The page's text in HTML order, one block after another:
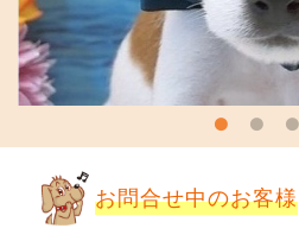
お問合せ中のお客様